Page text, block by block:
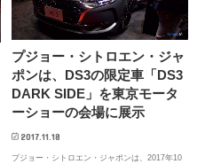
プジョー・シトロエン・ジャ
ポンは、DS3の限定車「DS3
DARK SIDE」を東京モータ
ーショーの会場に展示
2017.11.18
プジョー・シトロエン・ジャポンは、2017年10